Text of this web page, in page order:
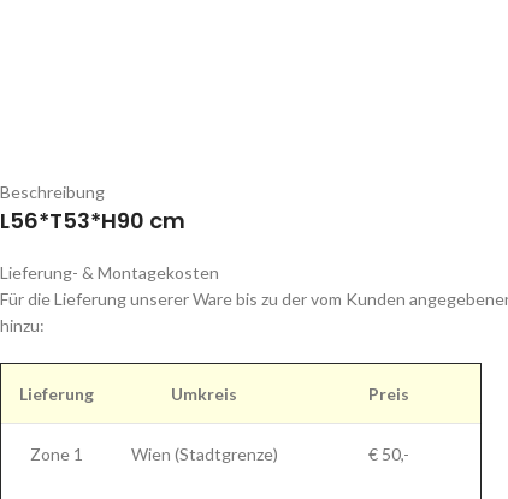
Beschreibung
L56*T53*H90 cm
Lieferung- & Montagekosten
Für die Lieferung unserer Ware bis zu der vom Kunden
hinzu:
Lieferung Umkreis Preis
Zone 1 Wien (Stadtgrenze) € 50,-